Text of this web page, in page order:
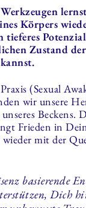
Körpers
Zustand
(Sexual
wir unsere
Beckens.
Frieden in
mit der
basierende
Dich